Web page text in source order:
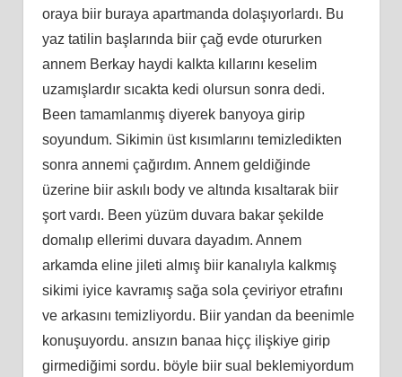
oraya biir buraya apartmanda dolaşıyorlardı. Bu
yaz tatilin başlarında biir çağ evde otururken
annem Berkay haydi kalkta kıllarını keselim
uzamışlardır sıcakta kedi olursun sonra dedi.
Been tamamlanmış diyerek banyoya girip
soyundum. Sikimin üst kısımlarını temizledikten
sonra annemi çağırdım. Annem geldiğinde
üzerine biir askılı body ve altında kısaltarak biir
şort vardı. Been yüzüm duvara bakar şekilde
domalıp ellerimi duvara dayadım. Annem
arkamda eline jileti almış biir kanalıyla kalkmış
sikimi iyice kavramış sağa sola çeviriyor etrafını
ve arkasını temizliyordu. Biir yandan da beenimle
konuşuyordu. ansızın banaa hiçç ilişkiye girip
girmediğimi sordu. böyle biir sual beklemiyordum